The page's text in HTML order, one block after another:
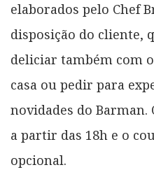
elaborados pelo Chef
disposição do cliente,
deliciar também com
casa ou pedir para
novidades do Barman.
a partir das 18h e o
opcional.